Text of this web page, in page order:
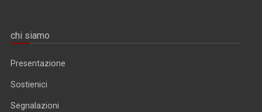
chi siamo
Presentazione
Sostienici
Segnalazioni